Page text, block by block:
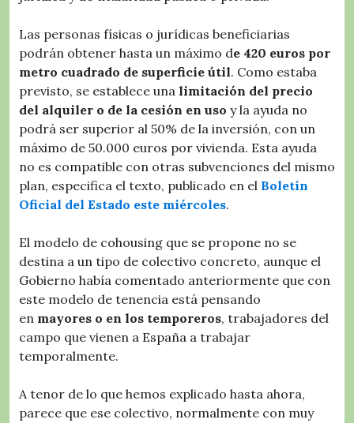
Las personas físicas o jurídicas beneficiarias
podrán obtener hasta un máximo de 420 euros por
metro cuadrado de superficie útil. Como estaba
previsto, se establece una limitación del precio
del alquiler o de la cesión en uso y la ayuda no
podrá ser superior al 50% de la inversión, con un
máximo de 50.000 euros por vivienda. Esta ayuda
no es compatible con otras subvenciones del mismo
plan, especifica el texto, publicado en el Boletín
Oficial del Estado este miércoles.
El modelo de cohousing que se propone no se
destina a un tipo de colectivo concreto, aunque el
Gobierno había comentado anteriormente que con
este modelo de tenencia está pensando
en mayores o en los temporeros, trabajadores del
campo que vienen a España a trabajar
temporalmente.
A tenor de lo que hemos explicado hasta ahora,
parece que ese colectivo, normalmente con muy